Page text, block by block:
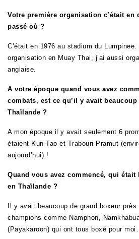
Votre première organisation c’était en
passé où ?
C’était en 1976 au stadium du Lumpinee.
organisation en Muay Thai, j’ai aussi
anglaise.
A votre époque quand vous avez
combats, est ce qu’il y avait
Thaïlande ?
A mon époque il y avait seulement 6
étaient Kun Tao et Trabouri Pramut
aujourd’hui) !
Quand vous avez commencé, qui
en Thaïlande ?
Il y avait beaucoup de grand boxeur
champions comme Namphon,
(Payakaroon) qui ont tous boxé pour